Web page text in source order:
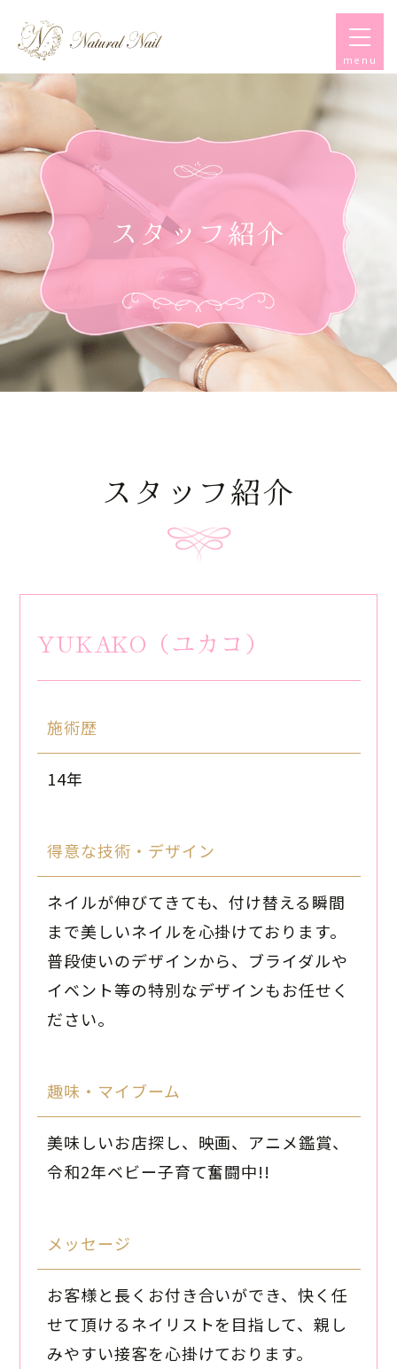
menu
スタッフ紹介
スタッフ紹介
YUKAKO（ユカコ）
施術歴
14年
得意な技術・デザイン
ネイルが伸びてきても、付け替える瞬間
まで美しいネイルを心掛けております。
普段使いのデザインから、ブライダルや
イベント等の特別なデザインもお任せく
ださい。
趣味・マイブーム
美味しいお店探し、映画、アニメ鑑賞、
令和2年ベビー子育て奮闘中!!
メッセージ
お客様と長くお付き合いができ、快く任
せて頂けるネイリストを目指して、親し
みやすい接客を心掛けております。